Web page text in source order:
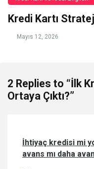
Kredi Kartı
Mayıs 12, 2026
2 Replies to “İlk
Ortaya Çıktı?”
İhtiyaç kredisi mi
avans mı daha